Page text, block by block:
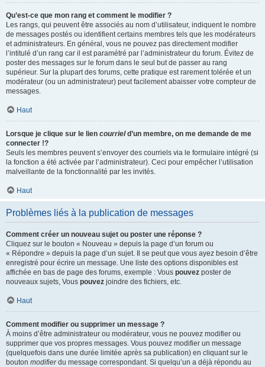
Qu’est-ce que mon rang et comment le modifier ?
Les rangs, qui peuvent être associés au nom d’utilisateur, indiquent le nombre
de messages postés ou identifient certains membres tels que les modérateurs
et administrateurs. En général, vous ne pouvez pas directement modifier
l’intitulé d’un rang car il est paramétré par l’administrateur du forum. Évitez de
poster des messages sur le forum dans le seul but de passer au rang
supérieur. Sur la plupart des forums, cette pratique est rarement tolérée et un
modérateur (ou un administrateur) peut facilement abaisser votre compteur de
messages.
Haut
Lorsque je clique sur le lien courrield’un membre, on me demande de me
connecter !?
Seuls les membres peuvent s’envoyer des courriels via le formulaire intégré (si
la fonction a été activée par l’administrateur). Ceci pour empêcher l’utilisation
malveillante de la fonctionnalité par les invités.
Haut
Problèmes liés à la publication de messages
Comment créer un nouveau sujet ou poster une réponse ?
Cliquez sur le bouton « Nouveau » depuis la page d’un forum ou
« Répondre » depuis la page d’un sujet. Il se peut que vous ayez besoin d’être
enregistré pour écrire un message. Une liste des options disponibles est
affichée en bas de page des forums, exemple : Vous pouvez poster de
nouveaux sujets, Vous pouvez joindre des fichiers, etc.
Haut
Comment modifier ou supprimer un message ?
À moins d’être administrateur ou modérateur, vous ne pouvez modifier ou
supprimer que vos propres messages. Vous pouvez modifier un message
(quelquefois dans une durée limitée après sa publication) en cliquant sur le
bouton modifierdu message correspondant. Si quelqu’un a déjà répondu au